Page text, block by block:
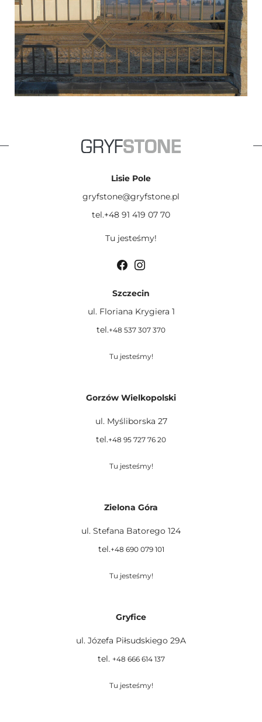
Lisie Pole
gryfstone@gryfstone.pl
tel.+48 91 419 07 70
Tu jesteśmy!
Szczecin
ul. Floriana Krygiera 1
tel.+48 537 307 370
Tu jesteśmy!
Gorzów Wielkopolski
ul. Myśliborska 27
tel.+48 95 727 76 20
Tu jesteśmy!
Zielona Góra
ul. Stefana Batorego 124
tel.+48 690 079 101
Tu jesteśmy!
Gryfice
ul. Józefa Piłsudskiego 29A
tel. +48 666 614 137
Tu jesteśmy!